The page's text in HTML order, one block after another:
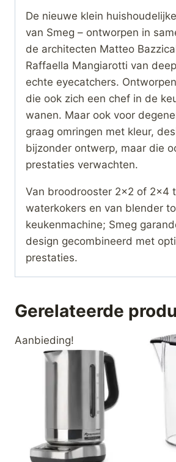
De nieuwe klein
van Smeg – ontworpen in
de architecten Matteo
Raffaella Mangiarotti van
echte eyecatchers.
die ook zich een chef in de
wanen. Maar ook voor
graag omringen met kleur,
bijzonder ontwerp, maar die
prestaties verwachten.
Van broodrooster 2×2 of 2×4
waterkokers en van blender
keukenmachine; Smeg
design gecombineerd met
prestaties.
Gerelateerde
Aanbieding!